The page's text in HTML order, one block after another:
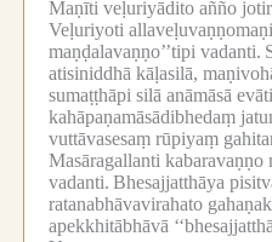
Maṇīti veḷuriyādito añño
Veḷuriyoti
maṇḍalavaṇṇo’’tipi vadanti.
atisiniddhā kāḷasilā,
sumaṭṭhāpi silā anāmāsā
kahāpaṇamāsādibhedaṃ
vuttāvasesaṃ rūpiyaṃ
Masāragallanti kabaravaṇṇo
vadanti. Bhesajjatthāya
ratanabhāvavirahato
apekkhitābhāvā